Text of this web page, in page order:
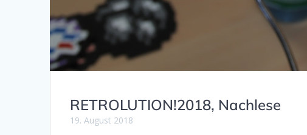
RETROLUTION!2018, Nachlese
19. August 2018